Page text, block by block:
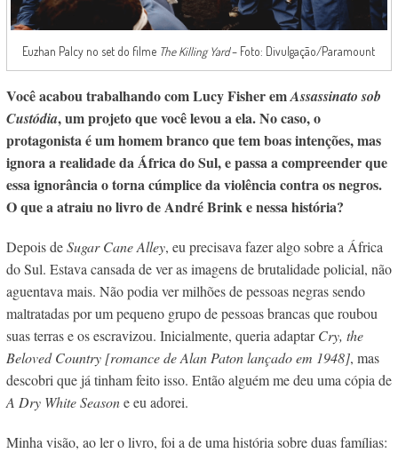
Euzhan Palcy no set do filme The Killing Yard– Foto: Divulgação/Paramount
Você acabou trabalhando com Lucy Fisher emAssassinato sob
Custódia, um projeto que você levou a ela. No caso,o
protagonista é um homem branco que tem boas intenções, mas
ignora a realidade da África do Sul, e passa a compreender que
essa ignorância o torna cúmplice da violência contra os negros.
O que a atraiu no livro de André Brink e nessa história?
Depois deSugar Cane Alley, eu precisava fazer algo sobre a África
do Sul. Estava cansada de ver as imagens de brutalidade policial, não
aguentava mais. Não podia ver milhões de pessoas negras sendo
maltratadas por um pequeno grupo de pessoas brancas que roubou
suas terras e os escravizou. Inicialmente, queria adaptarCry, the
Beloved Country [romance de Alan Paton lançado em 1948], mas
descobri que já tinham feito isso. Então alguém me deu uma cópia de
A Dry White Seasone eu adorei.
Minha visão, ao ler o livro, foi a de uma história sobre duas famílias: